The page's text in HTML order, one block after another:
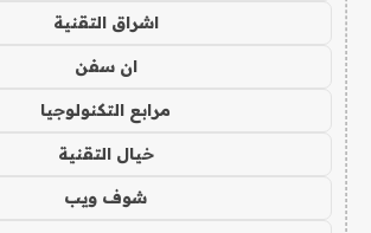
اشراق التقنية
ان سفن
مرابع التكنولوجيا
خيال التقنية
شوف ويب